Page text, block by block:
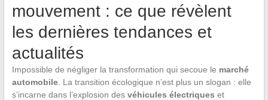
mouvement : ce que révèlent
les dernières tendances et
actualités
Impossible de négliger la transformation qui secoue le marché
automobile. La transition écologique n’est plus un slogan : elle
s’incarne dans l’explosion des véhicules électriques et